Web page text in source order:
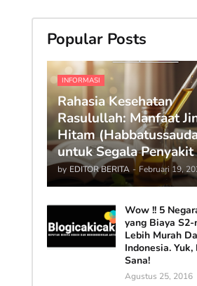
Popular Posts
INFORMASI
Rahasia Kesehatan
Rasulullah: Manfaat
Hitam
untuk Segala Penyakit
by EDITOR BERITA - Februari 19,
Wow !! 5
yang Biaya S2-
Lebih Murah
Indonesia.
Sana!
Agustus 25, 2016